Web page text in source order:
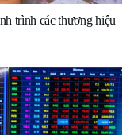
trình các thương hiệu